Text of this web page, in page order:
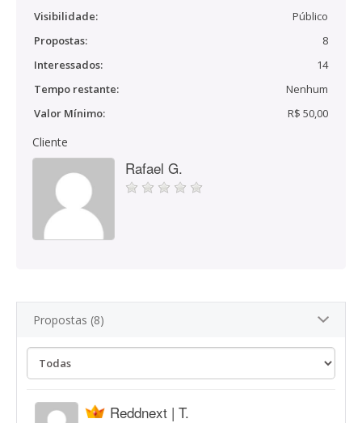
Visibilidade:
Público
Propostas:
8
Interessados:
14
Tempo restante:
Nenhum
Valor Mínimo:
R$ 50,00
Cliente
Rafael G.
Propostas (8)
Reddnext | T.